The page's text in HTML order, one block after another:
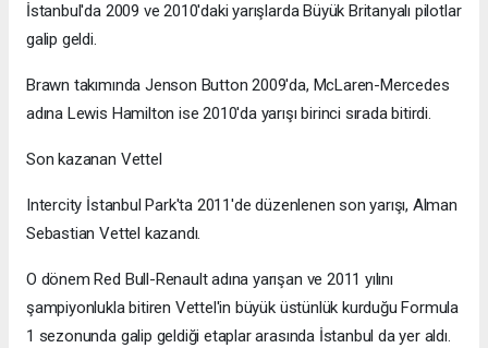
İstanbul'da 2009 ve 2010'daki yarışlarda Büyük Britanyalı pilotlar
galip geldi.
Brawn takımında Jenson Button 2009'da, McLaren-Mercedes
adına Lewis Hamilton ise 2010'da yarışı birinci sırada bitirdi.
Son kazanan Vettel
Intercity İstanbul Park'ta 2011'de düzenlenen son yarışı, Alman
Sebastian Vettel kazandı.
O dönem Red Bull-Renault adına yarışan ve 2011 yılını
şampiyonlukla bitiren Vettel'in büyük üstünlük kurduğu Formula
1 sezonunda galip geldiği etaplar arasında İstanbul da yer aldı.